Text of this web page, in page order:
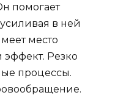
помогает
в ней
место
Резко
процессы.